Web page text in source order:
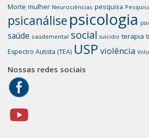
Morte mulher Neurociências pesquisa
psicanálise psicologia
saúde saúdemental social suícidio terapia
Espectro Autista (TEA) USP violência
Nossas redes sociais